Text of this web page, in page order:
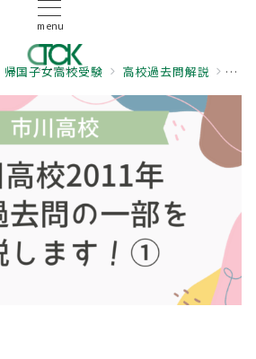
menu
帰国子女高校受験 高校過去問解説 【